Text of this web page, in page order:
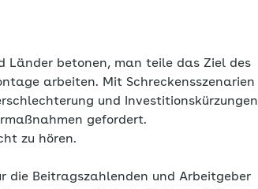
Länder betonen, man teile das Ziel des
arbeiten. Mit Schreckensszenarien
und Investitionskürzungen
gefordert.
zu hören.
die Beitragszahlenden und Arbeitgeber